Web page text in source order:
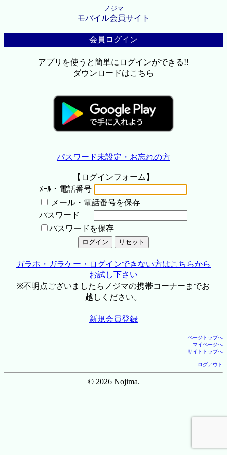
ノジマ
モバイル会員サイト
会員ログイン
アプリを使うと簡単にログインができる!!
ダウンロードはこちら
パスワード未設定・お忘れの方
【ログインフォーム】
ﾒｰﾙ・電話番号
メール・電話番号を保存
パスワード
パスワードを保存
ガラホ・ガラケー・ログインできない方はこちらから
お試し下さい
※不明点ございましたらノジマの携帯コーナーまでお
越しください。
新規会員登録
ページトップへ
マイページへ
サイトトップへ
ログアウト
© 2026 Nojima.